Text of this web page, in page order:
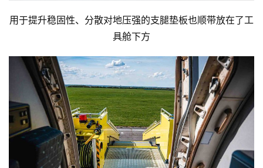
用于提升稳固性、分散对地压强的支腿垫板也顺带放在了工
具舱下方